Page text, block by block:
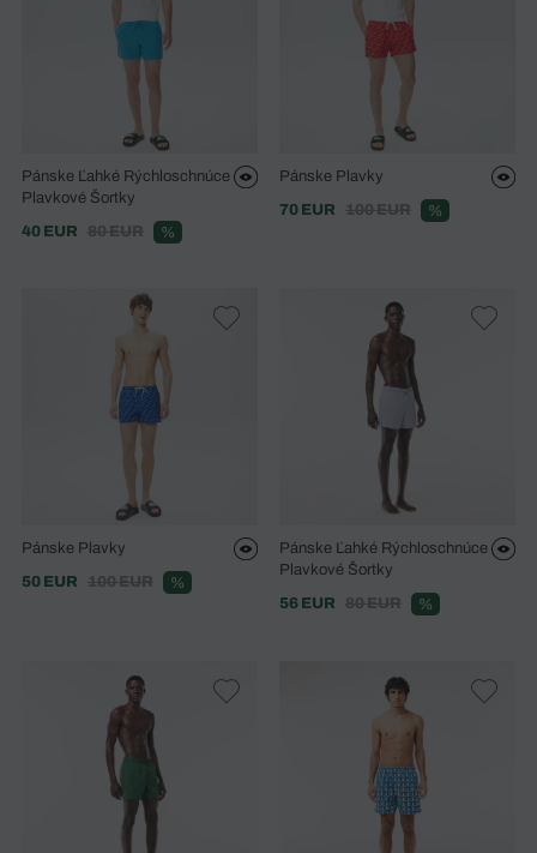
Pánske Ľahké Rýchloschnúce
Plavkové Šortky
40 EUR
80 EUR %
Pánske Plavky
70 EUR
100 EUR %
Pánske Plavky
50 EUR
100 EUR %
Pánske Ľahké Rýchloschnúce
Plavkové Šortky
56 EUR
80 EUR %